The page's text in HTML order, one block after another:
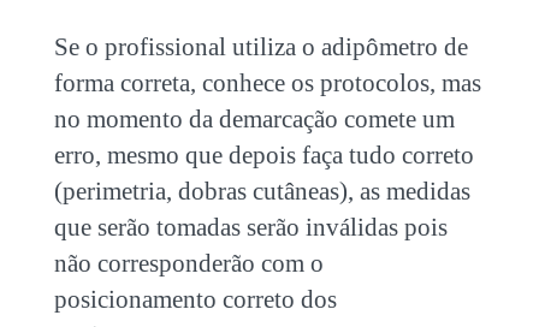
Se o profissional utiliza o adipômetro de
forma correta, conhece os protocolos, mas
no momento da demarcação comete um
erro, mesmo que depois faça tudo correto
(perimetria, dobras cutâneas), as medidas
que serão tomadas serão inválidas pois
não corresponderão com o
posicionamento correto dos